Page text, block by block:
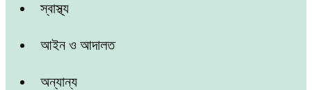
স্বাস্থ্য
আইন ও আদালত
অন্যান্য